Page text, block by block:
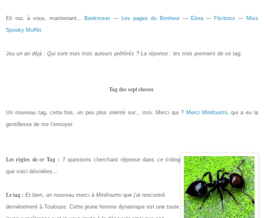
Eh oui, à vous, maintenant... Bookmixer — Les pages du Bonheur—Elora— Flo-boss — Miss
Spooky Muffin
Jeu un an déjà : Qui sont mes trois auteurs préférés ? La réponse : les trois premiers de ce tag.
Tag des sept choses
Un nouveau tag, cette fois, un peu plus orienté sur... moi. Merci qui ? Merci Minifourmi, qui a eu la
gentillesse de me l'envoyer.
Les règles de ce Tag : 7 questions cherchant réponse dans ce ti-blog
que voici dévoilées...
Le tag : Et bien, un nouveau merci à Minifourmi que j'ai rencontré
dernièrement à Toulouse. Cette jeune femme dynamique est une toute